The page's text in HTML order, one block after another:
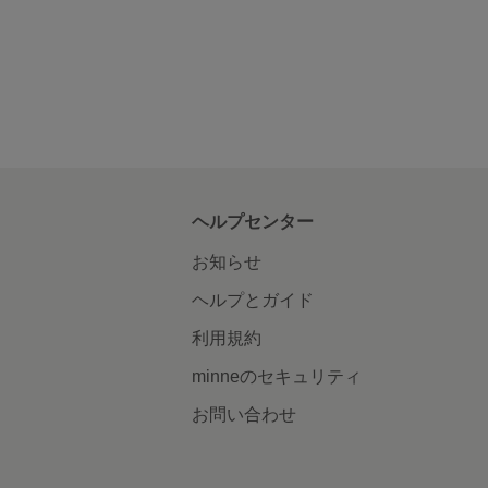
ヘルプセンター
お知らせ
ヘルプとガイド
利用規約
minneのセキュリティ
お問い合わせ